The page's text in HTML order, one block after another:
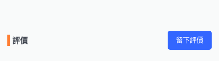
評價 留下評價